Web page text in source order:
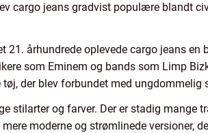
cargo jeans gradvist populære blandt
21. århundrede oplevede cargo jeans
som Eminem og bands som Limp
der blev forbundet med ungdommelig
stilarter og farver. Der er stadig mange
moderne og strømlinede versioner,